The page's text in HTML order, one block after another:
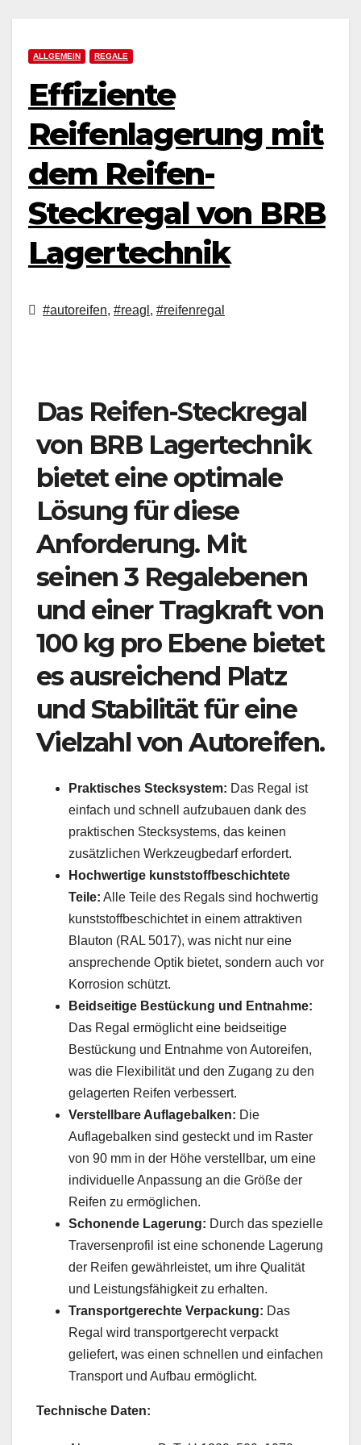
ALLGEMEIN REGALE
Effiziente
Reifenlagerung mit
dem Reifen-
Steckregal von BRB
Lagertechnik
#autoreifen, #reagl , #reifenregal
Das Reifen-Steckregal
von BRB Lagertechnik
bietet eine optimale
Lösung für diese
Anforderung. Mit
seinen 3 Regalebenen
und einer Tragkraft von
100 kg pro Ebene bietet
es ausreichend Platz
und Stabilität für eine
Vielzahl von Autoreifen.
Praktisches Stecksystem: Das Regal ist
einfach und schnell aufzubauen dank des
praktischen Stecksystems, das keinen
zusätzlichen Werkzeugbedarf erfordert.
Hochwertige kunststoffbeschichtete
Teile: Alle Teile des Regals sind hochwertig
kunststoffbeschichtet in einem attraktiven
Blauton (RAL 5017), was nicht nur eine
ansprechende Optik bietet, sondern auch vor
Korrosion schützt.
Beidseitige Bestückung und Entnahme:
Das Regal ermöglicht eine beidseitige
Bestückung und Entnahme von Autoreifen,
was die Flexibilität und den Zugang zu den
gelagerten Reifen verbessert.
Verstellbare Auflagebalken: Die
Auflagebalken sind gesteckt und im Raster
von 90 mm in der Höhe verstellbar, um eine
individuelle Anpassung an die Größe der
Reifen zu ermöglichen.
Schonende Lagerung: Durch das spezielle
Traversenprofil ist eine schonende Lagerung
der Reifen gewährleistet, um ihre Qualität
und Leistungsfähigkeit zu erhalten.
Transportgerechte Verpackung: Das
Regal wird transportgerecht verpackt
geliefert, was einen schnellen und einfachen
Transport und Aufbau ermöglicht.
Technische Daten: